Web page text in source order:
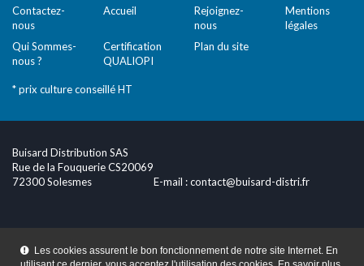
Les cookies assurent le bon fonctionnement de notre site Internet. En
Contactez-
nous
Accueil
Rejoignez-
nous
Mentions
légales
Qui Sommes-
nous ?
Certification
QUALIOPI
Plan du site
* prix culture conseillé HT
Buisard Distribution SAS
Rue de la Fouquerie CS20069
72300 Solesmes
E-mail :contact@buisard-distri.fr